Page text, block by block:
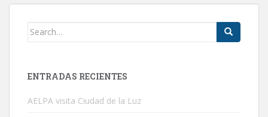
Search
ENTRADAS RECIENTES
AELPA visita Ciudad de la Luz